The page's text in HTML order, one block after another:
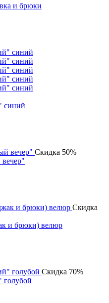
и брюки
синий
Скидка 50%
Скидка
и брюки) велюр
Скидка 70%